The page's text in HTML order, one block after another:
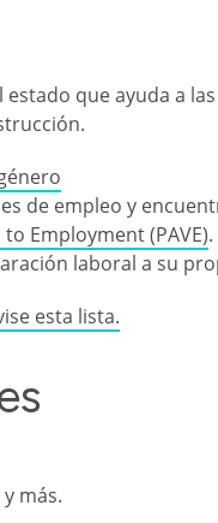
que ayuda a
de empleo y
Employment (PAVE)
laboral a su
esta lista.
más.